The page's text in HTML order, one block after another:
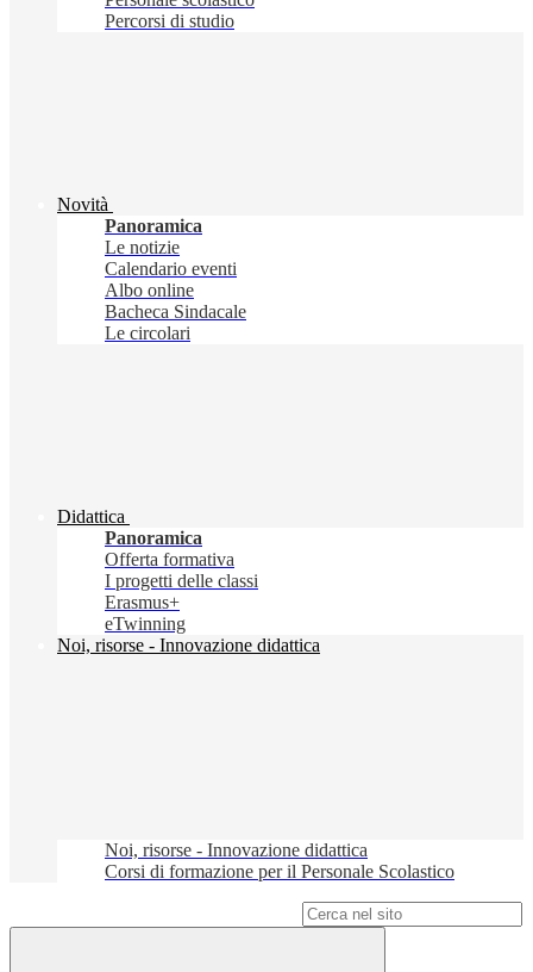
Percorsi di studio
Novità
Panoramica
Le notizie
Calendario eventi
Albo online
Bacheca Sindacale
Le circolari
Didattica
Panoramica
Offerta formativa
I progetti delle classi
Erasmus+
eTwinning
Noi, risorse - Innovazione didattica
Noi, risorse - Innovazione didattica
Corsi di formazione per il Personale Scolastico